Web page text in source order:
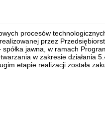
procesów
przez
spółka jawna, w ramach
w zakresie działania
etapie realizacji została